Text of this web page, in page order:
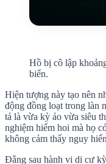
Hồ bị cô lập
biển.
Hiện tượng này tạo nên
động đồng loạt trong làn
tả là vừa kỳ ảo vừa siêu
nghiệm hiếm hoi mà họ
không cảm thấy nguy
Đằng sau hành vi di cư